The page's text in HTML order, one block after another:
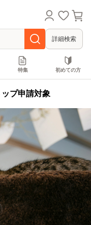
詳細検索
特集 初めての方
プ申請対象